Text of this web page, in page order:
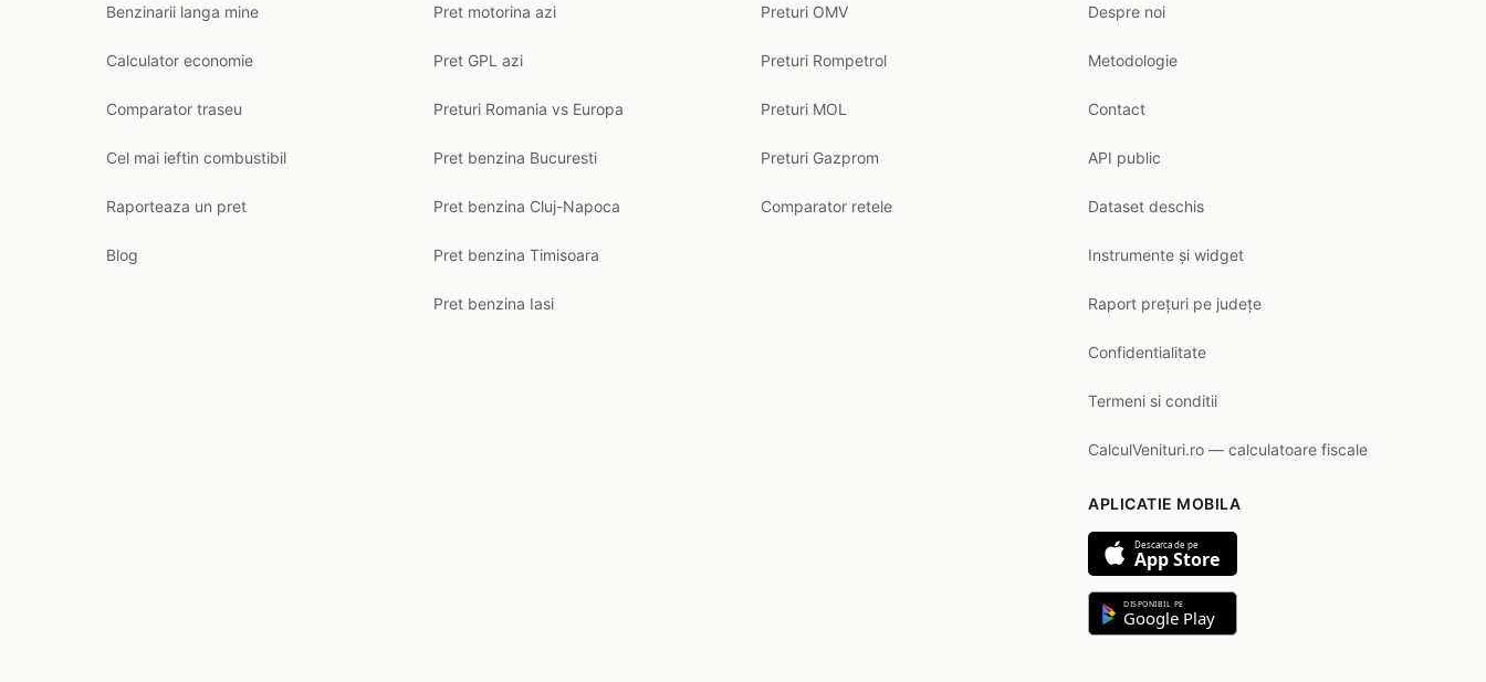
Benzinarii langa mine
Calculator economie
Comparator traseu
Cel mai ieftin combustibil
Raporteaza un pret
Blog
Pret motorina azi
Pret GPL azi
Preturi Romania vs Europa
Pret benzina Bucuresti
Pret benzina Cluj-Napoca
Pret benzina Timisoara
Pret benzina Iasi
Preturi OMV
Preturi Rompetrol
Preturi MOL
Preturi Gazprom
Comparator retele
Despre noi
Metodologie
Contact
API public
Dataset deschis
Instrumente și widget
Raport prețuri pe județe
Confidentialitate
Termeni si conditii
CalculVenituri.ro — calculatoare fiscale
APLICATIE MOBILA
Descarca de pe
App Store
DISPONIBIL PE
Google Play